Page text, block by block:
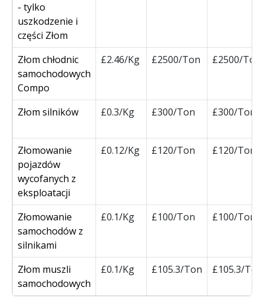
- tylko
uszkodzenie i
części Złom
Złom chłodnic
samochodowych
Compo
£2.46/Kg £2500/Ton £2500/Ton
Złom silników £0.3/Kg £300/Ton £300/Ton
Złomowanie
pojazdów
wycofanych z
eksploatacji
£0.12/Kg £120/Ton £120/Ton
Złomowanie
samochodów z
silnikami
£0.1/Kg £100/Ton £100/Ton
Złom muszli
samochodowych
£0.1/Kg £105.3/Ton £105.3/Ton